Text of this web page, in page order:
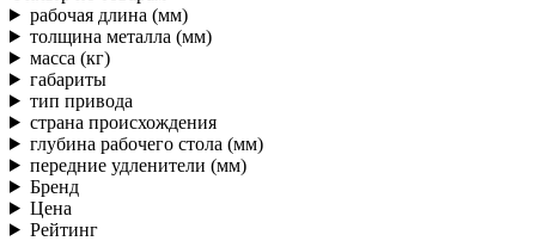
рабочая длина (мм)
толщина металла (мм)
масса (кг)
габариты
тип привода
страна происхождения
глубина рабочего стола (мм)
передние удленители (мм)
Бренд
Цена
Рейтинг